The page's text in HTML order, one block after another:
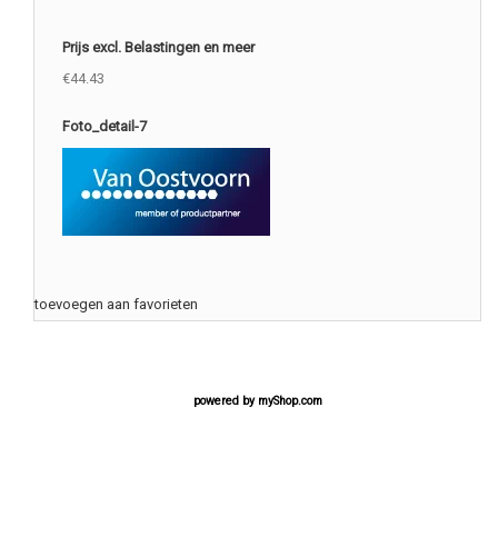
Prijs excl. Belastingen en meer
€44.43
Foto_detail-7
toevoegen aan favorieten
powered by myShop.com